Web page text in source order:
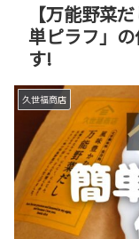
【万能野菜
単ピラフ」
す!
久世福商店